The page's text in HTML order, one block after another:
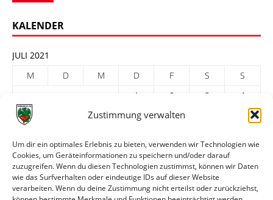
Zustimmung verwalten
Um dir ein optimales Erlebnis zu bieten, verwenden wir Technologien wie
Cookies, um Geräteinformationen zu speichern und/oder darauf
zuzugreifen. Wenn du diesen Technologien zustimmst, können wir Daten
wie das Surfverhalten oder eindeutige IDs auf dieser Website
verarbeiten. Wenn du deine Zustimmung nicht erteilst oder zurückziehst,
KALENDER
JULI 2021
M
D M D F S
S
1
2 3
4
5
7 8 9
19
20 21 22 23 24
26
27 28 29 30
31
« Juni
Aug. »